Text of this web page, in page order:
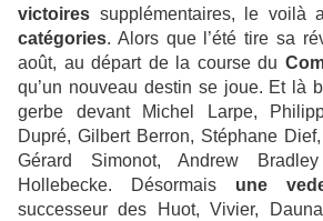
victoires supplémentaires, le voilà
catégories. Alors que l’été tire sa
août, au départ de la course du
qu’un nouveau destin se joue. Et là
gerbe devant Michel Larpe,
Dupré, Gilbert Berron, Stéphane
Gérard Simonot, Andrew
Hollebecke. Désormais une
successeur des Huot, Vivier,